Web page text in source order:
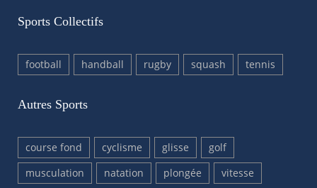
Sports Collectifs
football handball rugby squash tennis
Autres Sports
course fond cyclisme glisse
golf
musculation
natation plongée vitesse